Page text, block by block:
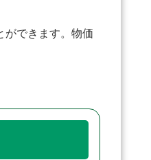
ができます。物価